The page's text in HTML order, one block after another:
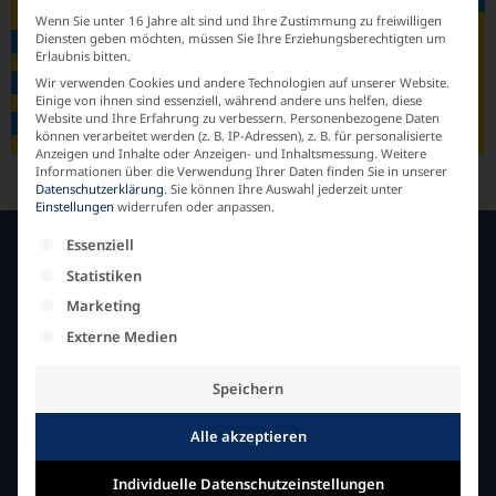
SERVICE
Fachhandelspartner im Netz
INFORMATION
Impressum
Datenschutzerklärung
Wenn Sie unter 16 Jahre alt sind und Ihre Zustimmung zu freiwilligen
Diensten geben möchten, müssen Sie Ihre Erziehungsberechtigten um
Erlaubnis bitten.
Wir verwenden Cookies und andere Technologien auf unserer Website.
Einige von ihnen sind essenziell, während andere uns helfen, diese
Website und Ihre Erfahrung zu verbessern. Personenbezogene Daten
können verarbeitet werden (z. B. IP-Adressen), z. B. für personalisierte
Anzeigen und Inhalte oder Anzeigen- und Inhaltsmessung. Weitere
Informationen über die Verwendung Ihrer Daten finden Sie in unserer
Datenschutzerklärung. Sie können Ihre Auswahl jederzeit unter
Einstellungen widerrufen oder anpassen.
Es folgt eine Liste der Service-Gruppen, für die
Essenziell
Statistiken
Marketing
Externe Medien
Speichern
Alle akzeptieren
Individuelle Datenschutzeinstellungen